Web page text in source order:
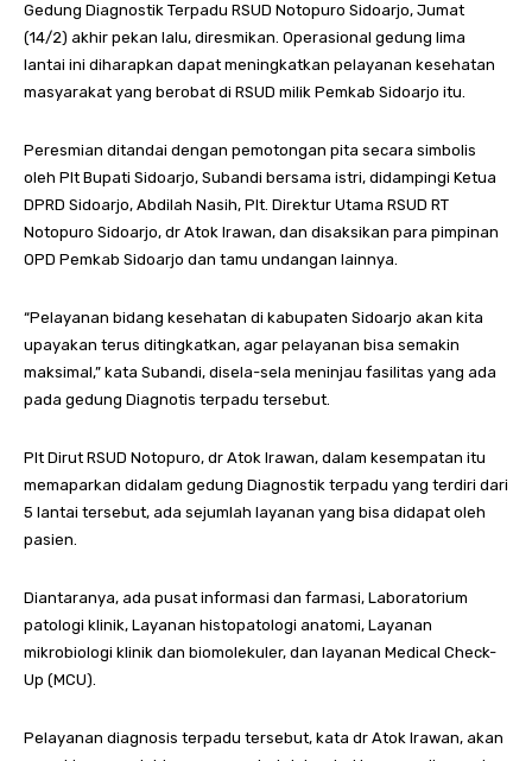
Gedung Diagnostik Terpadu RSUD Notopuro Sidoarjo, Jumat
(14/2) akhir pekan lalu, diresmikan. Operasional gedung lima
lantai ini diharapkan dapat meningkatkan pelayanan kesehatan
masyarakat yang berobat di RSUD milik Pemkab Sidoarjo itu.
Peresmian ditandai dengan pemotongan pita secara simbolis
oleh Plt Bupati Sidoarjo, Subandi bersama istri, didampingi Ketua
DPRD Sidoarjo, Abdilah Nasih, Plt. Direktur Utama RSUD RT
Notopuro Sidoarjo, dr Atok Irawan, dan disaksikan para pimpinan
OPD Pemkab Sidoarjo dan tamu undangan lainnya.
“Pelayanan bidang kesehatan di kabupaten Sidoarjo akan kita
upayakan terus ditingkatkan, agar pelayanan bisa semakin
maksimal,” kata Subandi, disela-sela meninjau fasilitas yang ada
pada gedung Diagnotis terpadu tersebut.
Plt Dirut RSUD Notopuro, dr Atok Irawan, dalam kesempatan itu
memaparkan didalam gedung Diagnostik terpadu yang terdiri dari
5 lantai tersebut, ada sejumlah layanan yang bisa didapat oleh
pasien.
Diantaranya, ada pusat informasi dan farmasi, Laboratorium
patologi klinik, Layanan histopatologi anatomi, Layanan
mikrobiologi klinik dan biomolekuler, dan layanan Medical Check-
Up (MCU).
Pelayanan diagnosis terpadu tersebut, kata dr Atok Irawan, akan